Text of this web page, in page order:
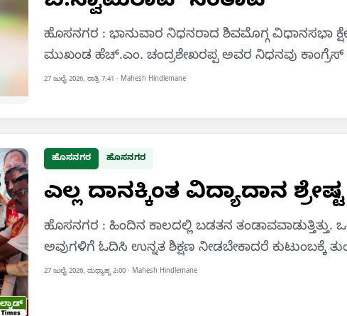
ಹೊಸನಗರ : ಭಾನುವಾರ ನಿಧನರಾದ ಶಿವಮೊಗ್ಗ ವಿಧಾನಸಭಾ
ಮುಖಂಡ ಹೆಚ್.ಎಂ. ಚಂದ್ರಶೇಖರಪ್ಪ ಅವರ ನಿಧನವು ಕಾಂಗ್ರೆಸ್
27 ಜುಲೈ 2026, ರಾತ್ರಿ 7:41 · Mahesh Hindlemane
ಹೊಸನಗರ ಹೊಸನಗರ
ಎಲ್ಲ ದಾನಕ್ಕಿಂತ ವಿದ್ಯಾದಾನ
ಹೊಸನಗರ : ಹಿಂದಿನ ಕಾಲದಲ್ಲಿ ಬಡತನ ತಂಡಾವವಾಡುತ್ತಿತ್ತು.
ಅವುಗಳಿಗೆ ಓದಿಸಿ ಉನ್ನತ ಶಿಕ್ಷಣ ನೀಡಬೇಕಾದರೆ ಕುಟುಂಬಕ್ಕೆ
27 ಜುಲೈ 2026, ಮಧ್ಯಾಹ್ನ 2:00 · Mahesh Hindlemane